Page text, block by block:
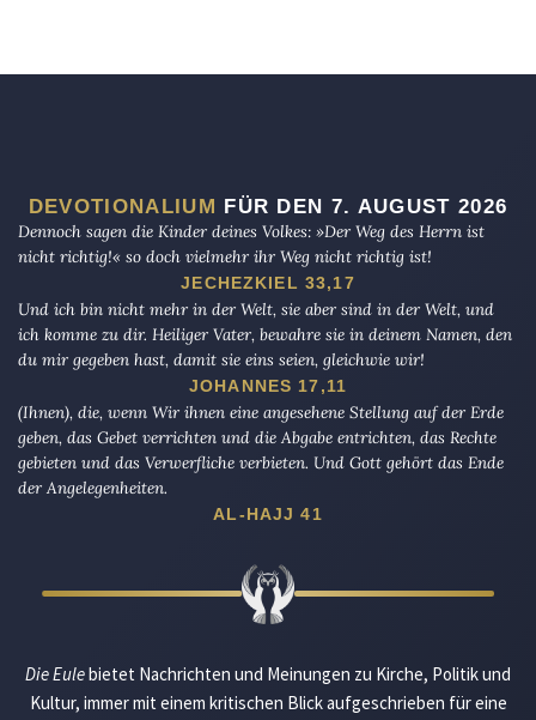
DEVOTIONALIUM FÜR DEN 7. AUGUST 2026
Dennoch sagen die Kinder deines Volkes: »Der Weg des Herrn ist
nicht richtig!« so doch vielmehr ihr Weg nicht richtig ist!
JECHEZKIEL 33,17
Und ich bin nicht mehr in der Welt, sie aber sind in der Welt, und
ich komme zu dir. Heiliger Vater, bewahre sie in deinem Namen, den
du mir gegeben hast, damit sie eins seien, gleichwie wir!
JOHANNES 17,11
(Ihnen), die, wenn Wir ihnen eine angesehene Stellung auf der Erde
geben, das Gebet verrichten und die Abgabe entrichten, das Rechte
gebieten und das Verwerfliche verbieten. Und Gott gehört das Ende
der Angelegenheiten.
AL-HAJJ 41
Die Eulebietet Nachrichten und Meinungen zu Kirche, Politik und
Kultur, immer mit einem kritischen Blick aufgeschrieben für eine